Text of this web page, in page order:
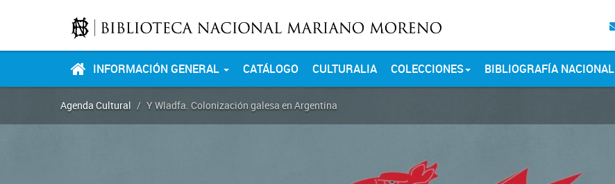
INFORMACIÓN GENERAL CATÁLOGO CULTURALIA COLECCIONES BIBLIOGRAFÍA NACIONAL
Agenda Cultural Y Wladfa. Colonización galesa en Argentina